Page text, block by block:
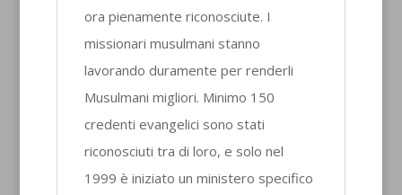
ora pienamente riconosciute. I
missionari musulmani stanno
lavorando duramente per renderli
Musulmani migliori. Minimo 150
credenti evangelici sono stati
riconosciuti tra di loro, e solo nel
1999 è iniziato un ministero specifico